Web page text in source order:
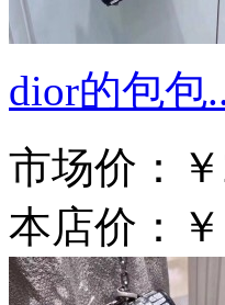
dior的包包
市场价：
本店价：